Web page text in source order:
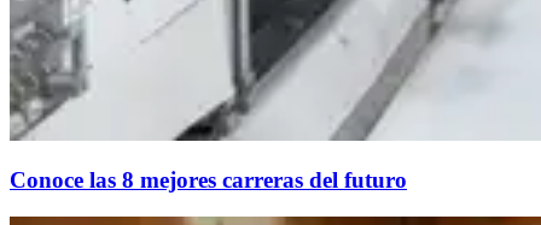
Conoce las 8 mejores carreras del futuro